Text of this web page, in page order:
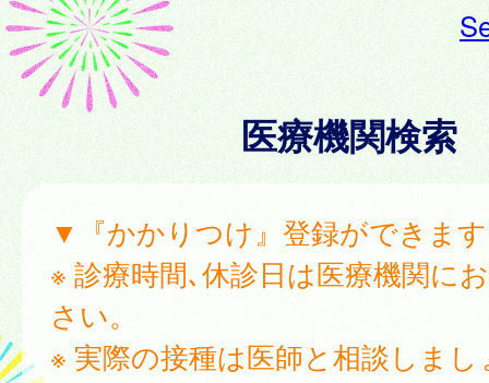
医療機関検索
▼『かかりつけ』登録ができま
※ 診療時間､休診日は医療機関に
さい。
※ 実際の接種は医師と相談しまし